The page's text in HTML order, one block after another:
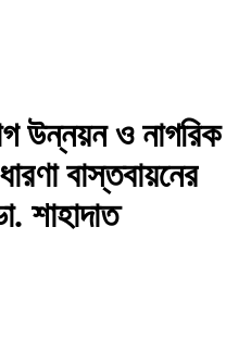
উন্নয়ন ও নাগরিক
বাস্তবায়নের
শাহাদাত